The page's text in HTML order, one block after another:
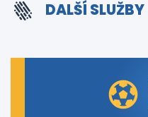
DALŠÍ SLUŽBY